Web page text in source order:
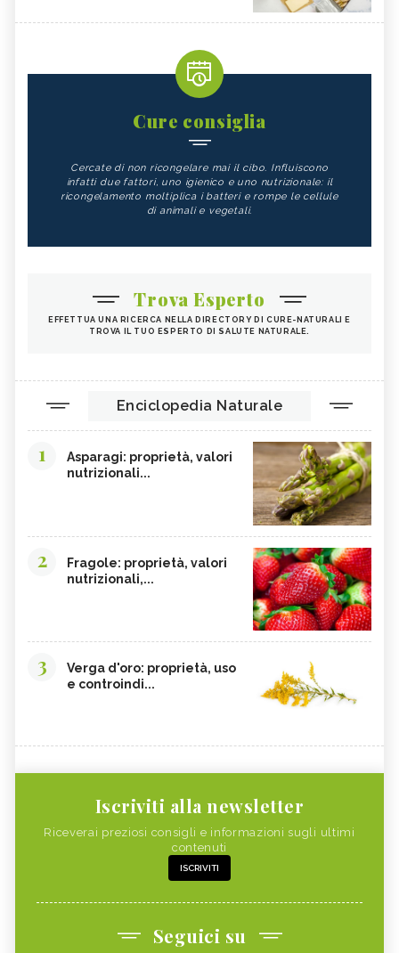
Cure consiglia
Cercate di non ricongelare mai il cibo. Influiscono
infatti due fattori, uno igienico e uno nutrizionale: il
ricongelamento moltiplica i batteri e rompe le cellule
di animali e vegetali.
Trova Esperto
EFFETTUA UNA RICERCA NELLA DIRECTORY DI CURE-NATURALI E
TROVA IL TUO ESPERTO DI SALUTE NATURALE.
Enciclopedia Naturale
1
Asparagi: proprietà, valori
nutrizionali...
2
Fragole: proprietà, valori
nutrizionali,...
3
Verga d'oro: proprietà, uso
e controindi...
Iscriviti alla newsletter
Riceverai preziosi consigli e informazioni sugli ultimi
contenuti
ISCRIVITI
Seguici su